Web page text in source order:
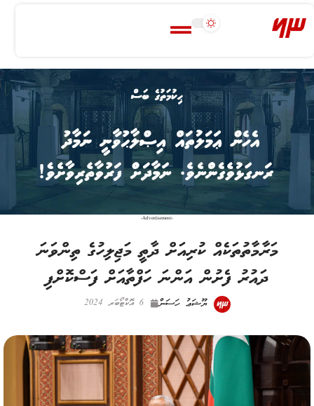
-Advertisement-
މަރާމާތުތަކެއް ކުރިއަށް ދާތީ މަޖިލިހުގެ ތިންވަނަ
ދައުރު ފެށުން އަންނަ ހަފްތާއަށް ފަސްކޮށްފި
ޔޫޝަޢު ހަސަން 6 އޮކްޓޯބަރ 2024